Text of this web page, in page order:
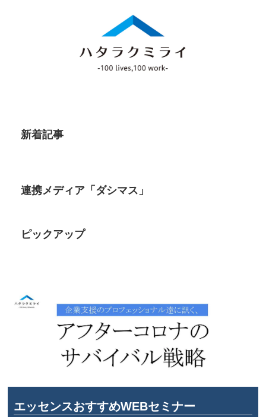
新着記事
連携メディア「ダシマス」
ピックアップ
エッセンスおすすめWEBセミナー